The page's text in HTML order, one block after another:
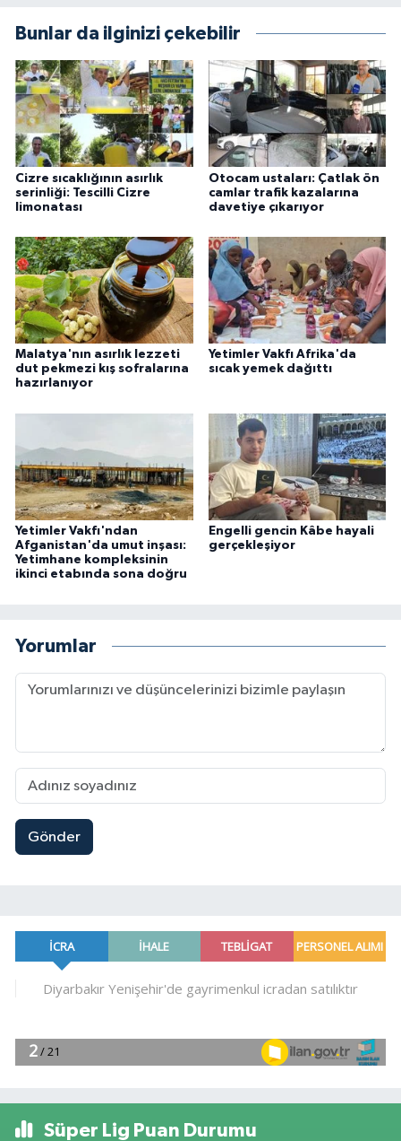
Bunlar da ilginizi çekebilir
Cizre sıcaklığının asırlık
serinliği: Tescilli Cizre
limonatası
Otocam ustaları: Çatlak ön
camlar trafik kazalarına
davetiye çıkarıyor
Malatya'nın asırlık lezzeti
dut pekmezi kış sofralarına
hazırlanıyor
Yetimler Vakfı Afrika'da
sıcak yemek dağıttı
Yetimler Vakfı'ndan
Afganistan'da umut inşası:
Yetimhane kompleksinin
ikinci etabında sona doğru
Engelli gencin Kâbe hayali
gerçekleşiyor
Yorumlar
Gönder
Süper Lig Puan Durumu